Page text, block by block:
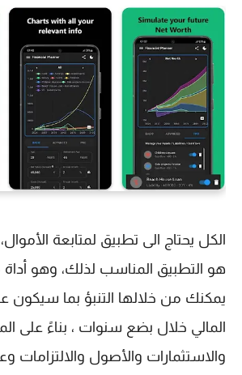
هو التطبيق المناسب لذلك، وهو أداة
يمكنك من خلالها التنبؤ بما
المالي خلال بضع سنوات ، بناءً على
والاستثمارات والأصول والالتزامات